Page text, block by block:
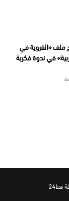
ملف «القروية في
في ندوة فكرية